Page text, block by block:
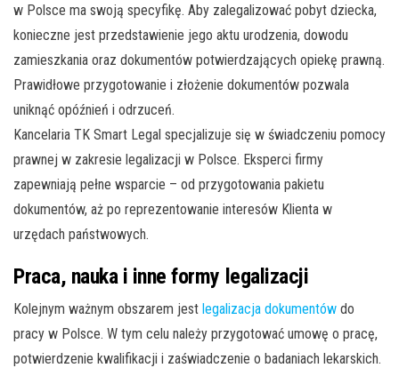
w Polsce ma swoją specyfikę. Aby zalegalizować pobyt dziecka,
konieczne jest przedstawienie jego aktu urodzenia, dowodu
zamieszkania oraz dokumentów potwierdzających opiekę prawną.
Prawidłowe przygotowanie i złożenie dokumentów pozwala
uniknąć opóźnień i odrzuceń.
Kancelaria TK Smart Legal specjalizuje się w świadczeniu pomocy
prawnej w zakresie legalizacji w Polsce. Eksperci firmy
zapewniają pełne wsparcie – od przygotowania pakietu
dokumentów, aż po reprezentowanie interesów Klienta w
urzędach państwowych.
Praca, nauka i inne formy legalizacji
Kolejnym ważnym obszarem jest legalizacja dokumentów do
pracy w Polsce. W tym celu należy przygotować umowę o pracę,
potwierdzenie kwalifikacji i zaświadczenie o badaniach lekarskich.